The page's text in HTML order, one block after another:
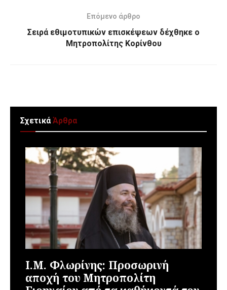
Επόμενο άρθρο
Σειρά εθιμοτυπικών επισκέψεων δέχθηκε o
Μητροπολίτης Κορίνθου
ΣχετικάΆρθρα
Ι.Μ. Φλωρίνης: Προσωρινή
αποχή του Μητροπολίτη